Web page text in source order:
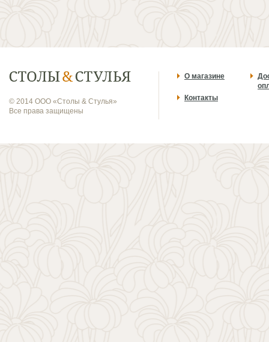
© 2014 ООО «Столы & Стулья»
Все права защищены
О магазине
Контакты